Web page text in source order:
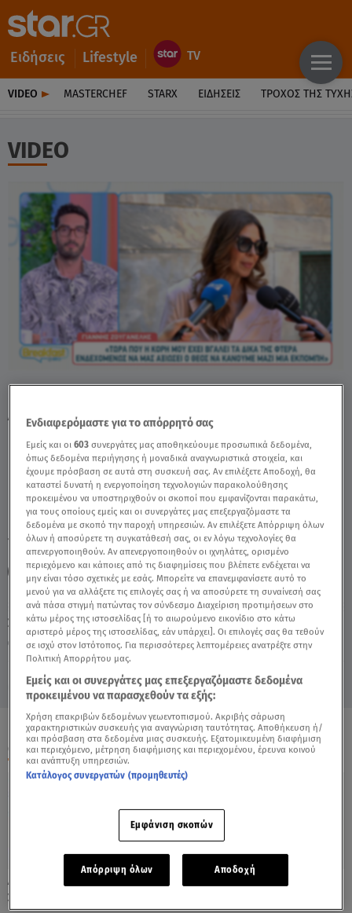
Ειδήσεις Lifestyle
VIDEO MASTERCHEF STARX ΕΙΔΉΣΕΙΣ ΤΡΟΧΌΣ ΤΗΣ
VIDEO
Σάββατο 8 Αυγούστου 2026
15.06.26, 14:32 CELEBRITIES & GOSSIP ΝΕΑ
Δίπλα Στη Μιμή Ντενίση - Video
TAGS: ΝΑΤΑΛΙΑ ΔΡΑΓΟΥΜΗ ΜΙΜΗ ΝΤΕΝΙΣΗ
ΓΚΟΣΙΠ ΝΕΑ & CELEBRITIES
ΟΛΑ ΤΑ ΒΙΝΤΕΟ
Λόλα Νταϊφά: Η Πιο Δύσκολη
Στιγμή Στην Καριέρα Της
Ενδιαφερόμαστε για το απόρρητό σας
Εμείς και οι603 συνεργάτες μας αποθηκεύουμε προσωπικά δεδομένα,
όπως δεδομένα περιήγησης ή μοναδικά αναγνωριστικά στοιχεία, και
έχουμε πρόσβαση σε αυτά στη συσκευή σας. Αν επιλέξετε Αποδοχή, θα
καταστεί δυνατή η ενεργοποίηση τεχνολογιών παρακολούθησης
προκειμένου να υποστηριχθούν οι σκοποί που εμφανίζονται παρακάτω,
για τους οποίους εμείς και οι συνεργάτες μας επεξεργαζόμαστε τα
δεδομένα με σκοπό την παροχή υπηρεσιών. Αν επιλέξετε Απόρριψη όλων
όλων ή αποσύρετε τη συγκατάθεσή σας, οι εν λόγω τεχνολογίες θα
απενεργοποιηθούν. Αν απενεργοποιηθούν οι ιχνηλάτες, ορισμένο
περιεχόμενο και κάποιες από τις διαφημίσεις που βλέπετε ενδέχεται να
μην είναι τόσο σχετικές με εσάς. Μπορείτε να επανεμφανίσετε αυτό το
μενού για να αλλάξετε τις επιλογές σας ή να αποσύρετε τη συναίνεσή σας
ανά πάσα στιγμή πατώντας τον σύνδεσμο Διαχείριση προτιμήσεων στο
κάτω μέρος της ιστοσελίδας [ή το αιωρούμενο εικονίδιο στο κάτω
αριστερό μέρος της ιστοσελίδας, εάν υπάρχει]. Οι επιλογές σας θα τεθούν
σε ισχύ στον Ιστότοπος. Για περισσότερες λεπτομέρειες ανατρέξτε στην
Πολιτική Απορρήτου μας.
Εμείς και οι συνεργάτες μας επεξεργαζόμαστε δεδομένα
προκειμένου να παρασχεθούν τα εξής:
Χρήση επακριβών δεδομένων γεωεντοπισμού. Ακριβής σάρωση
χαρακτηριστικών συσκευής για αναγνώριση ταυτότητας. Αποθήκευση ή/
και πρόσβαση στα δεδομένα μιας συσκευής. Εξατομικευμένη διαφήμιση
και περιεχόμενο, μέτρηση διαφήμισης και περιεχομένου, έρευνα κοινού
και ανάπτυξη υπηρεσιών.
Κατάλογος συνεργατών (προμηθευτές)
Εμφάνιση σκοπών
Απόρριψη όλων Αποδοχή